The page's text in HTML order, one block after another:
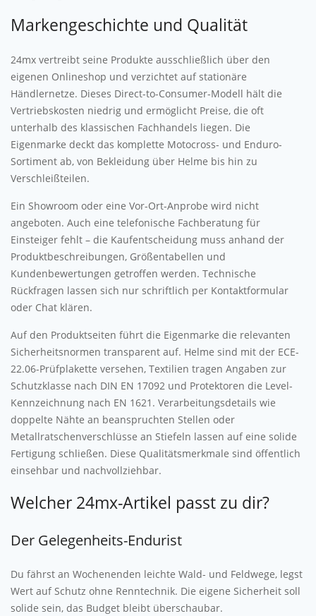
Markengeschichte und Qualität
24mx vertreibt seine Produkte ausschließlich über den
eigenen Onlineshop und verzichtet auf stationäre
Händlernetze. Dieses Direct-to-Consumer-Modell hält die
Vertriebskosten niedrig und ermöglicht Preise, die oft
unterhalb des klassischen Fachhandels liegen. Die
Eigenmarke deckt das komplette Motocross- und Enduro-
Sortiment ab, von Bekleidung über Helme bis hin zu
Verschleißteilen.
Ein Showroom oder eine Vor-Ort-Anprobe wird nicht
angeboten. Auch eine telefonische Fachberatung für
Einsteiger fehlt – die Kaufentscheidung muss anhand der
Produktbeschreibungen, Größentabellen und
Kundenbewertungen getroffen werden. Technische
Rückfragen lassen sich nur schriftlich per Kontaktformular
oder Chat klären.
Auf den Produktseiten führt die Eigenmarke die relevanten
Sicherheitsnormen transparent auf. Helme sind mit der ECE-
22.06-Prüfplakette versehen, Textilien tragen Angaben zur
Schutzklasse nach DIN EN 17092 und Protektoren die Level-
Kennzeichnung nach EN 1621. Verarbeitungsdetails wie
doppelte Nähte an beanspruchten Stellen oder
Metallratschenverschlüsse an Stiefeln lassen auf eine solide
Fertigung schließen. Diese Qualitätsmerkmale sind öffentlich
einsehbar und nachvollziehbar.
Welcher 24mx-Artikel passt zu dir?
Der Gelegenheits-Endurist
Du fährst an Wochenenden leichte Wald- und Feldwege, legst
Wert auf Schutz ohne Renntechnik. Die eigene Sicherheit soll
solide sein, das Budget bleibt überschaubar.